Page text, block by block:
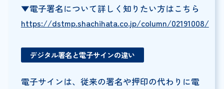
▼電子署名について詳しく知りたい方はこちら
https://dstmp.shachihata.co.jp/column/02191008/
デジタル署名と電子サインの違い
電子サインは、従来の署名や押印の代わりに電